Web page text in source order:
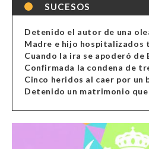
SUCESOS
Cuando la ira se apoderó de